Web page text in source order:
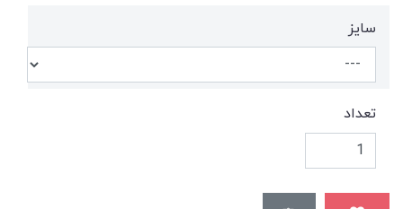
سايز
تعداد